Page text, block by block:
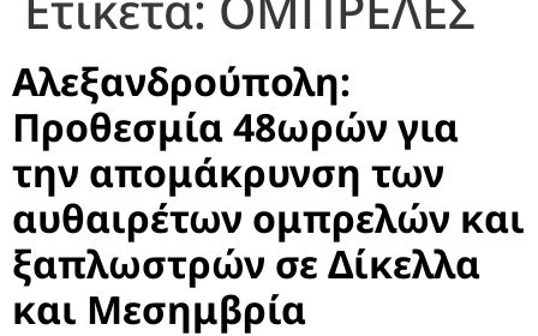
Αλεξανδρούπολη:
Προθεσμία 48ωρών για
την απομάκρυνση των
αυθαιρέτων ομπρελών και
ξαπλωστρών σε Δίκελλα
και Μεσημβρία